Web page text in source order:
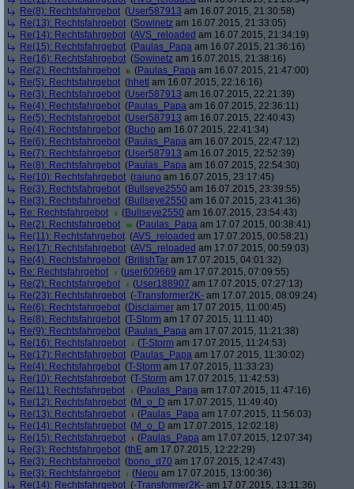
Re(8): Rechtsfahrgebot (User587913 am 16.07.2015, 21:30:58)
Re(13): Rechtsfahrgebot (Sowinetz am 16.07.2015, 21:33:05)
Re(14): Rechtsfahrgebot (AVS_reloaded am 16.07.2015, 21:34:19)
Re(15): Rechtsfahrgebot (Paulas_Papa am 16.07.2015, 21:36:16)
Re(16): Rechtsfahrgebot (Sowinetz am 16.07.2015, 21:38:16)
Re(2): Rechtsfahrgebot
(Paulas_Papa am 16.07.2015, 21:47:00)
Re(5): Rechtsfahrgebot (hhetl am 16.07.2015, 22:16:16)
Re(3): Rechtsfahrgebot (User587913 am 16.07.2015, 22:21:39)
Re(4): Rechtsfahrgebot (Paulas_Papa am 16.07.2015, 22:36:11)
Re(5): Rechtsfahrgebot (User587913 am 16.07.2015, 22:40:43)
Re(4): Rechtsfahrgebot (Bucho am 16.07.2015, 22:41:34)
Re(6): Rechtsfahrgebot (Paulas_Papa am 16.07.2015, 22:47:12)
Re(7): Rechtsfahrgebot (User587913 am 16.07.2015, 22:52:39)
Re(8): Rechtsfahrgebot (Paulas_Papa am 16.07.2015, 22:54:30)
Re(10): Rechtsfahrgebot (raiuno am 16.07.2015, 23:17:45)
Re(3): Rechtsfahrgebot (Bullseye2550 am 16.07.2015, 23:39:55)
Re(3): Rechtsfahrgebot (Bullseye2550 am 16.07.2015, 23:41:36)
Re: Rechtsfahrgebot
(Bullseye2550 am 16.07.2015, 23:54:43)
Re(2): Rechtsfahrgebot
(Paulas_Papa am 17.07.2015, 00:38:41)
Re(11): Rechtsfahrgebot (AVS_reloaded am 17.07.2015, 00:58:21)
Re(17): Rechtsfahrgebot (AVS_reloaded am 17.07.2015, 00:59:03)
Re(4): Rechtsfahrgebot (BritishTar am 17.07.2015, 04:01:32)
Re: Rechtsfahrgebot
(user609669 am 17.07.2015, 07:09:55)
Re(2): Rechtsfahrgebot
(User188907 am 17.07.2015, 07:27:13)
Re(23): Rechtsfahrgebot (-Transformer2K- am 17.07.2015, 08:09:24)
Re(6): Rechtsfahrgebot (Disclaimer am 17.07.2015, 11:00:45)
Re(8): Rechtsfahrgebot (T-Storm am 17.07.2015, 11:11:40)
Re(9): Rechtsfahrgebot (Paulas_Papa am 17.07.2015, 11:21:38)
Re(16): Rechtsfahrgebot
(T-Storm am 17.07.2015, 11:24:53)
Re(17): Rechtsfahrgebot (Paulas_Papa am 17.07.2015, 11:30:02)
Re(4): Rechtsfahrgebot (T-Storm am 17.07.2015, 11:33:23)
Re(10): Rechtsfahrgebot (T-Storm am 17.07.2015, 11:42:53)
Re(11): Rechtsfahrgebot
(Paulas_Papa am 17.07.2015, 11:47:16)
Re(12): Rechtsfahrgebot (M_o_D am 17.07.2015, 11:49:40)
Re(13): Rechtsfahrgebot
(Paulas_Papa am 17.07.2015, 11:56:03)
Re(14): Rechtsfahrgebot (M_o_D am 17.07.2015, 12:02:18)
Re(15): Rechtsfahrgebot
(Paulas_Papa am 17.07.2015, 12:07:34)
Re(3): Rechtsfahrgebot (thE am 17.07.2015, 12:22:29)
Re(3): Rechtsfahrgebot (bono_d70 am 17.07.2015, 12:47:43)
Re(3): Rechtsfahrgebot
(Nepu am 17.07.2015, 13:00:36)
Re(14): Rechtsfahrgebot (-Transformer2K- am 17.07.2015, 13:11:36)